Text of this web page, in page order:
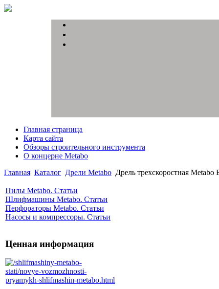
Главная страница
Карта сайта
Обзоры строительного инструмента
О концерне Metabo
Главная Каталог Дрели Metabo Дрель трехскоростная Metabo
Пилы Metabo. Статьи
Шлифмашины Metabo. Статьи
Перфораторы Metabo. Статьи
Насосы и компрессоры. Статьи
Ценная информация